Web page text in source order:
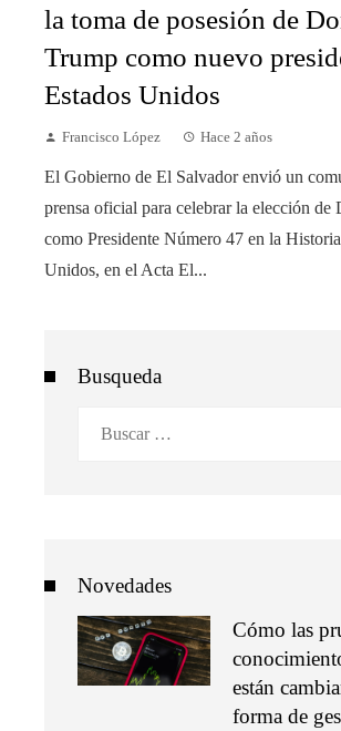
la toma de posesión de
Trump como nuevo
Estados Unidos
Francisco López Hace 2 años
El Gobierno de El Salvador envió un
prensa oficial para celebrar la elección de
como Presidente Número 47 en la
Unidos, en el Acta El...
Busqueda
Novedades
Cómo las
están
forma de